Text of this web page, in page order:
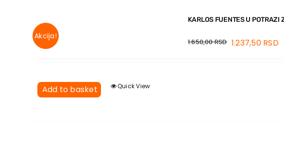
Akcija!
KARLOS FUENTES U POTRAZI
1.650,00RSD 1.237,50 RSD
Add to basket Quick View